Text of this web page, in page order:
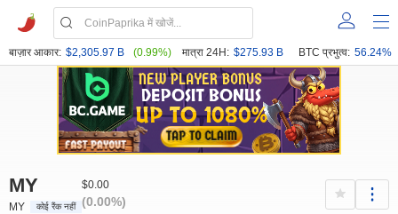
बाज़ार आकार: $2,305.97 B (0.99%) मात्रा 24H: $275.93 B BTC प्रभुत्व: 56.24%
MY
MY कोई रैंक नहीं
$0.00
(0.00%)